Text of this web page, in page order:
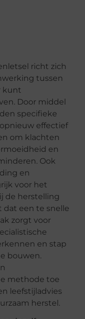
richt zich
tussen
kunt
Door middel
specifieke
effectief
om klachten
en
Ook
en
voor het
de herstelling
dat een te snelle
zorgt voor
en stap
bouwen.
methode toe
leefstijladvies
herstel.